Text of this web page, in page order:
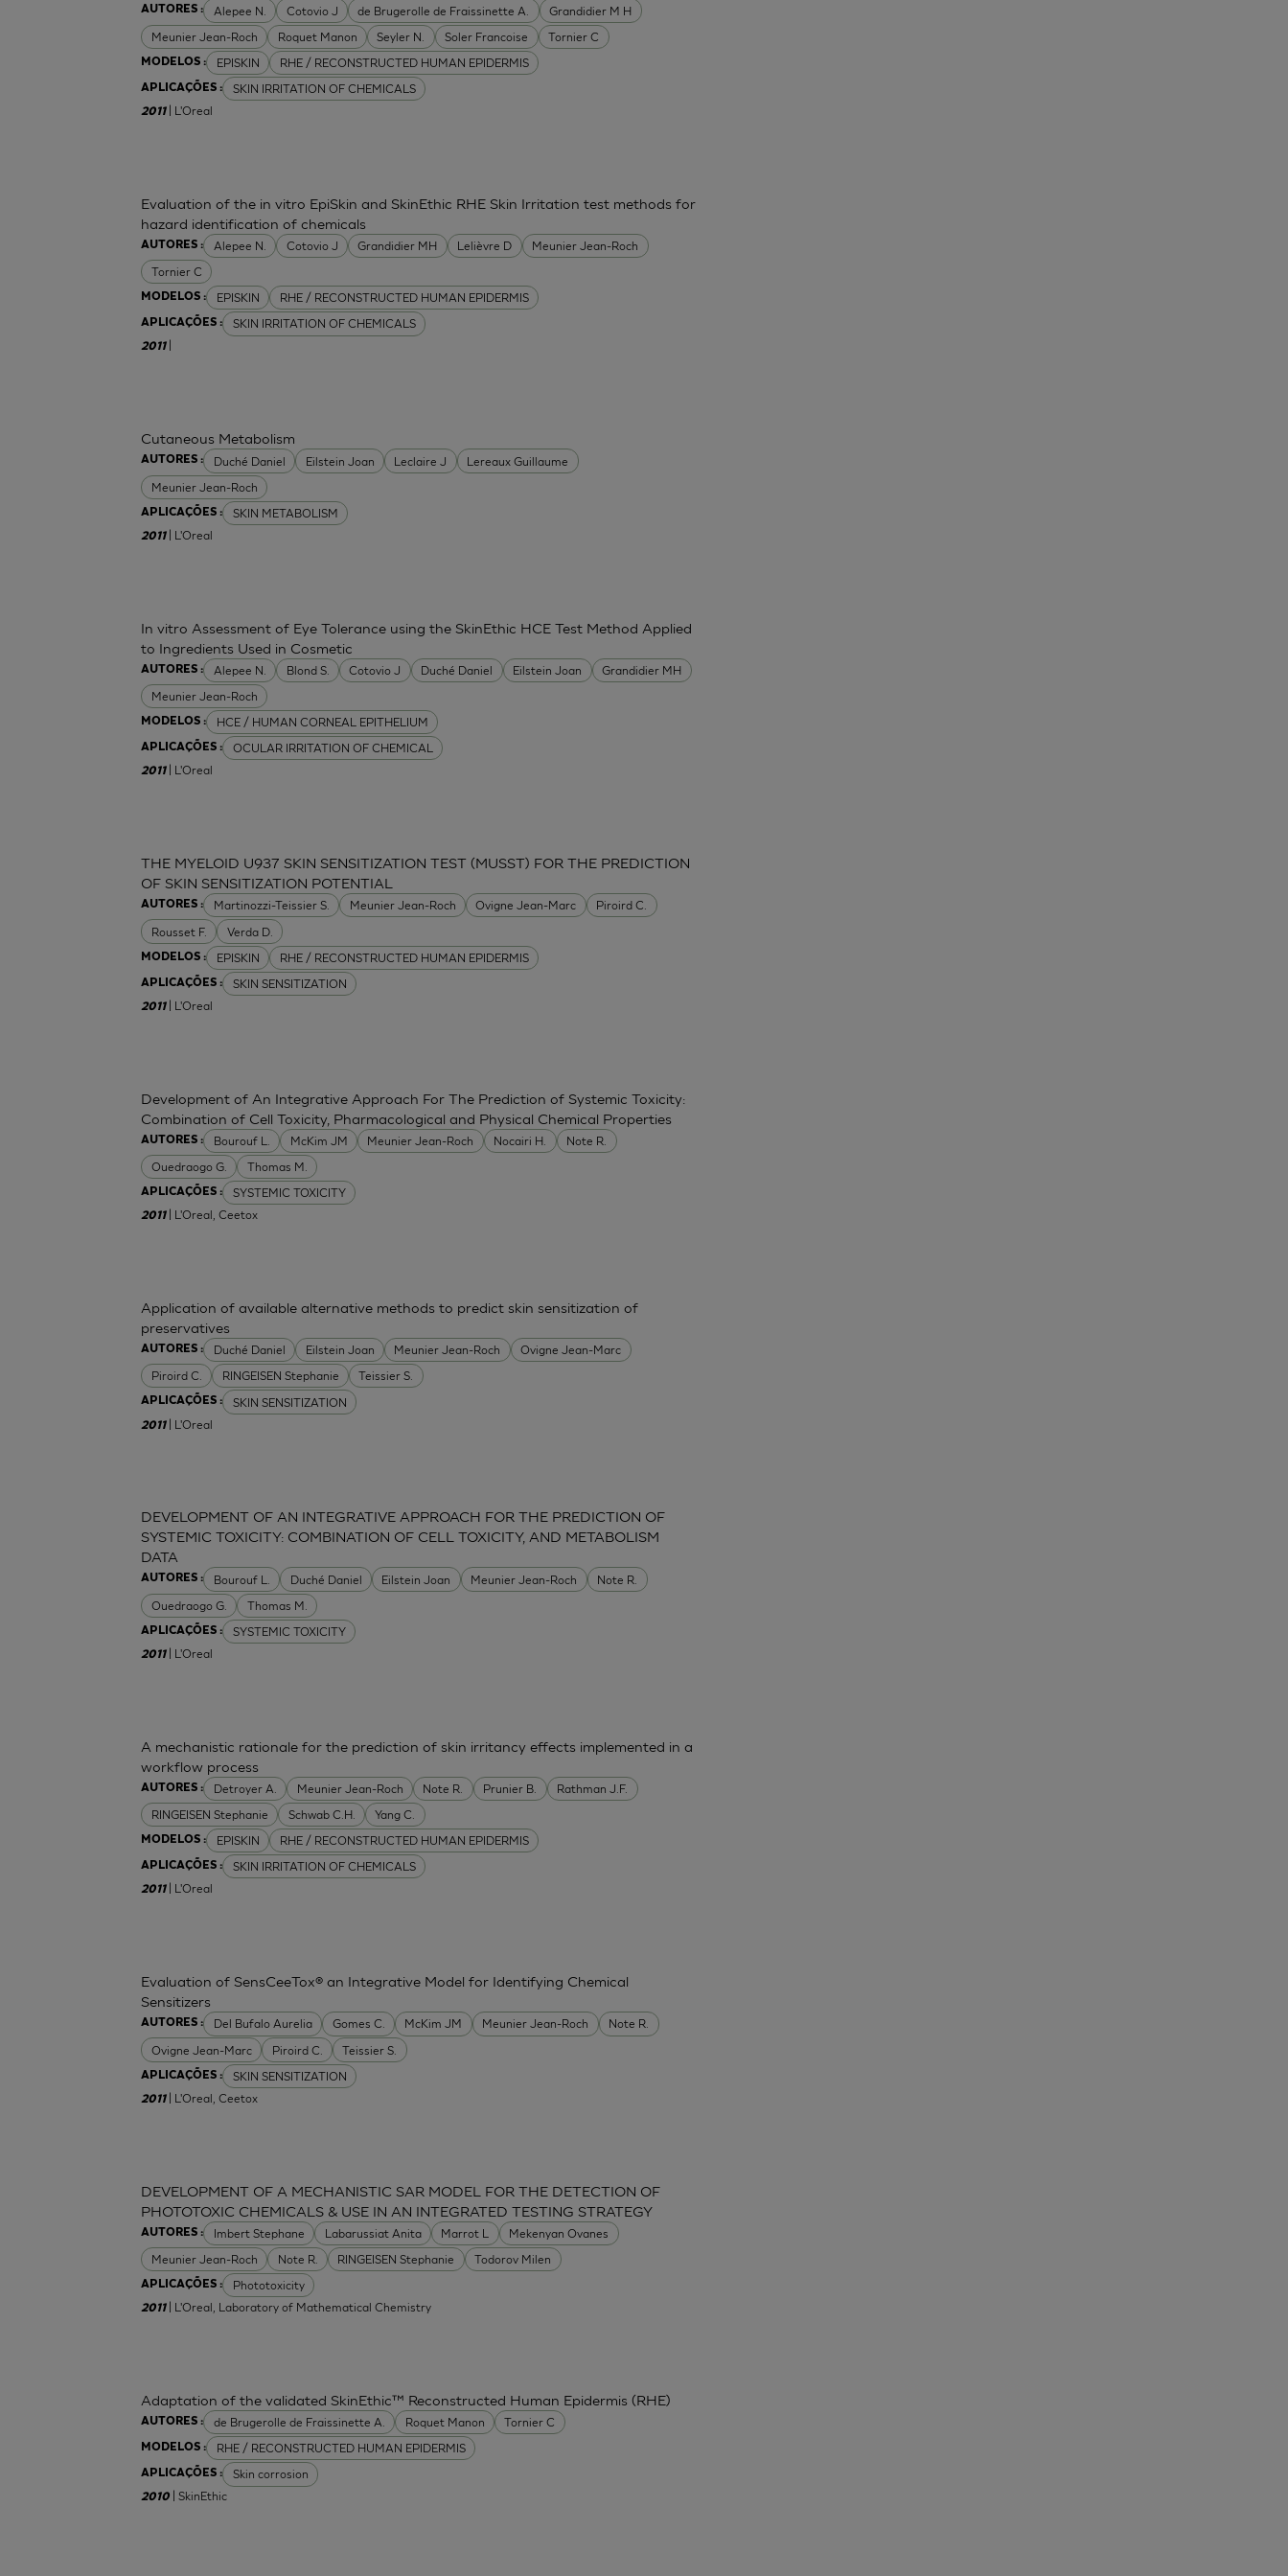
AUTORES : Alepee N. Cotovio J de Brugerolle de Fraissinette A.
Grandidier M H
Meunier Jean-Roch
Roquet Manon Seyler N. Soler Francoise Tornier C
MODELOS : EPISKIN RHE / RECONSTRUCTED HUMAN EPIDERMIS
APLICAÇÕES : SKIN IRRITATION OF CHEMICALS
2011 | L'Oreal
AUTORES : Alepee N. Cotovio J Grandidier MH Lelièvre D
Meunier Jean-Roch
Tornier C
MODELOS : EPISKIN RHE / RECONSTRUCTED HUMAN EPIDERMIS
APLICAÇÕES : SKIN IRRITATION OF CHEMICALS
Evaluation of the in vitro EpiSkin and SkinEthic RHE Skin Irritation test methods for
hazard identification of chemicals
2011
AUTORES : Duché Daniel Eilstein Joan Leclaire J
Lereaux Guillaume
Meunier Jean-Roch
APLICAÇÕES : SKIN METABOLISM
Cutaneous Metabolism
2011 | L'Oreal
AUTORES : Alepee N. Blond S. Cotovio J Duché Daniel Eilstein Joan
Grandidier MH
Meunier Jean-Roch
MODELOS : HCE / HUMAN CORNEAL EPITHELIUM
APLICAÇÕES : OCULAR IRRITATION OF CHEMICAL
In vitro Assessment of Eye Tolerance using the SkinEthic HCE Test Method Applied
to Ingredients Used in Cosmetic
2011 | L'Oreal
AUTORES : Martinozzi-Teissier S. Meunier Jean-Roch Ovigne Jean-Marc
Piroird C.
Rousset F.
Verda D.
MODELOS : EPISKIN RHE / RECONSTRUCTED HUMAN EPIDERMIS
APLICAÇÕES : SKIN SENSITIZATION
THE MYELOID U937 SKIN SENSITIZATION TEST (MUSST) FOR THE PREDICTION
OF SKIN SENSITIZATION POTENTIAL
2011 | L'Oreal
AUTORES : Bourouf L. McKim JM Meunier Jean-Roch Nocairi H.
Note R.
Ouedraogo G.
Thomas M.
APLICAÇÕES : SYSTEMIC TOXICITY
Development of An Integrative Approach For The Prediction of Systemic Toxicity:
Combination of Cell Toxicity, Pharmacological and Physical Chemical Properties
2011 | L'Oreal, Ceetox
AUTORES : Duché Daniel Eilstein Joan Meunier Jean-Roch
Ovigne Jean-Marc
Piroird C.
RINGEISEN Stephanie Teissier S.
APLICAÇÕES : SKIN SENSITIZATION
Application of available alternative methods to predict skin sensitization of
preservatives
2011 | L'Oreal
AUTORES : Bourouf L. Duché Daniel Eilstein Joan Meunier Jean-Roch
Note R.
Ouedraogo G.
Thomas M.
APLICAÇÕES : SYSTEMIC TOXICITY
DEVELOPMENT OF AN INTEGRATIVE APPROACH FOR THE PREDICTION OF
SYSTEMIC TOXICITY: COMBINATION OF CELL TOXICITY, AND METABOLISM
DATA
2011 | L'Oreal
AUTORES : Detroyer A. Meunier Jean-Roch Note R. Prunier B.
Rathman J.F.
RINGEISEN Stephanie
Schwab C.H. Yang C.
MODELOS : EPISKIN RHE / RECONSTRUCTED HUMAN EPIDERMIS
APLICAÇÕES : SKIN IRRITATION OF CHEMICALS
A mechanistic rationale for the prediction of skin irritancy effects implemented in a
workflow process
2011 | L'Oreal
AUTORES : Del Bufalo Aurelia Gomes C. McKim JM Meunier Jean-Roch
Note R.
Ovigne Jean-Marc
Piroird C. Teissier S.
APLICAÇÕES : SKIN SENSITIZATION
Evaluation of SensCeeTox® an Integrative Model for Identifying Chemical
Sensitizers
2011 | L'Oreal, Ceetox
AUTORES : Imbert Stephane Labarussiat Anita Marrot L
Mekenyan Ovanes
Meunier Jean-Roch
Note R. RINGEISEN Stephanie Todorov Milen
APLICAÇÕES : Phototoxicity
DEVELOPMENT OF A MECHANISTIC SAR MODEL FOR THE DETECTION OF
PHOTOTOXIC CHEMICALS & USE IN AN INTEGRATED TESTING STRATEGY
2011 | L'Oreal, Laboratory of Mathematical Chemistry
AUTORES : de Brugerolle de Fraissinette A. Roquet Manon Tornier C
MODELOS : RHE / RECONSTRUCTED HUMAN EPIDERMIS
APLICAÇÕES : Skin corrosion
Adaptation of the validated SkinEthic™ Reconstructed Human Epidermis (RHE)
2010 | SkinEthic